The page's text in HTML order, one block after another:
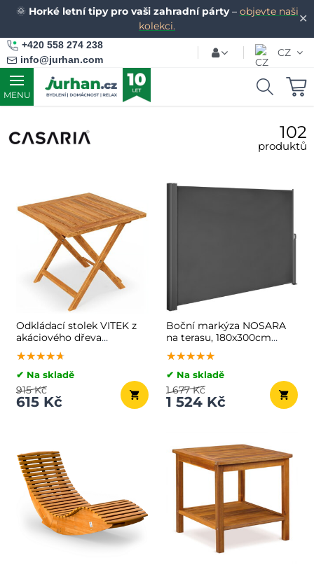
✕
🌞 Horké letní tipy pro vaši zahradní párty– objevte naši
kolekci.
+420 558 274 238
info@jurhan.com
CZ
MENU
102
produktů
Odkládací stolek VITEK z
akáciového dřeva
46x46x46cm, hnědá
★★★★★
★★★★★
★★★★★
✔ Na skladě
615 Kč
915 Kč
Boční markýza NOSARA
na terasu, 180x300cm
antracitová
★★★★★
★★★★★
★★★★★
✔ Na skladě
1 524 Kč
1 677 Kč